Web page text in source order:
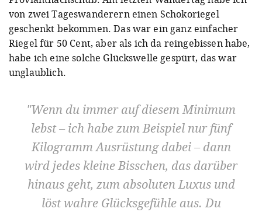
von zwei Tageswanderern einen Schokoriegel
geschenkt bekommen. Das war ein ganz einfacher
Riegel für 50 Cent, aber als ich da reingebissen habe,
habe ich eine solche Glückswelle gespürt, das war
unglaublich.
Wenn du immer auf diesem Minimum
lebst – ich habe zum Beispiel nur fünf
Kilogramm Ausrüstung dabei – dann
wird jedes kleine Bisschen, das darüber
hinaus geht, zum absoluten Luxus und
löst wahre Glücksgefühle aus. Du